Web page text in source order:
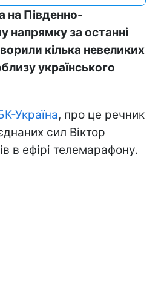
на Південно-
напрямку за останні
кілька невеликих
українського
Україна, про це речник
сил Віктор
в ефірі телемарафону.